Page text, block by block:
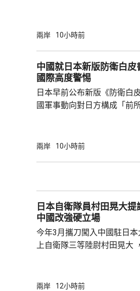
個乘組在軌駐留最長時間的
應急體系經歷實戰考驗。無
碎片撞擊的處置、駐留周期
船返回，還是應急發射組織
兩岸 10小時前
中國就日本新版防衛白皮
國際高度警惕
日本早前公布新版《防衛白
國軍事動向對日方構成「前
脅」，妄議中國台灣事務，
解決台灣問題是中國人自己
喙。釣魚島及附屬島嶼自古
土，...
兩岸 10小時前
日本自衛隊員村田晃大提訊 稱闖館
中國改強硬立場
今年3月攜刀闖入中國駐日
上自衛隊三等陸尉村田晃大 ，在東京地法院提
中國轉變強硬的外交方針，
兩岸 12小時前